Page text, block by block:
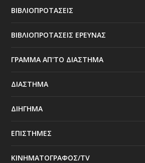
ΒΙΒΛΙΟΠΡΟΤΑΣΕΙΣ
ΒΙΒΛΙΟΠΡΟΤΑΣΕΙΣ ΕΡΕΥΝΑΣ
ΓΡΑΜΜΑ ΑΠ'ΤΟ ΔΙΑΣΤΗΜΑ
ΔΙΑΣΤΗΜΑ
ΔΙΗΓΗΜΑ
ΕΠΙΣΤΗΜΕΣ
ΚΙΝΗΜΑΤΟΓΡΑΦΟΣ/TV